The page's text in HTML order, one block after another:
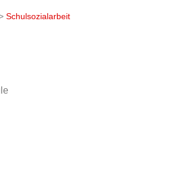
Schulsozialarbeit